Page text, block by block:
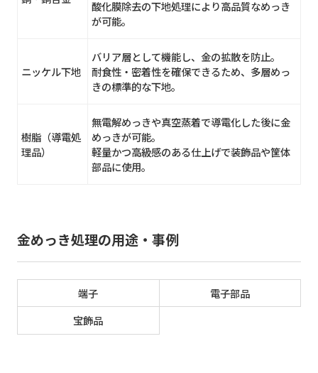
酸化膜除去の下地処理により高品質なめっき
が可能。
ニッケル下地
バリア層として機能し、金の拡散を防止。
耐食性・密着性を確保できるため、多層めっ
きの標準的な下地。
樹脂（導電処
理品）
無電解めっきや真空蒸着で導電化した後に金
めっきが可能。
軽量かつ高級感のある仕上げで装飾品や筐体
部品に使用。
金めっき処理の用途・事例
端子
電子部品
宝飾品